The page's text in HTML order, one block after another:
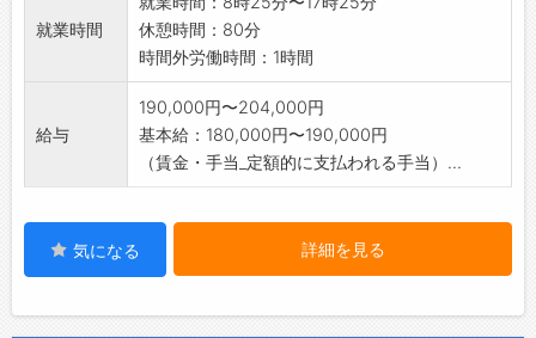
就業時間
休憩時間：80分
時間外労働時間：1時間
給与
190,000円〜204,000円
基本給：180,000円〜190,000円
（賃金・手当_定額的に支払われる手当）...
気になる 詳細を見る